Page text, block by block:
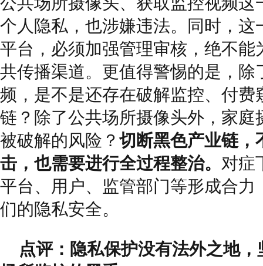
个人隐私，也涉嫌违法。同时，这
平台，必须加强管理审核，绝不能
共传播渠道。更值得警惕的是，除
频，是不是还存在破解监控、付费
链？除了公共场所摄像头外，家庭
被破解的风险？ 切断黑色产业链，
击，也需要进行全过程整治。 对症
平台、用户、监管部门等形成合力
们的隐私安全。
点评：隐私保护没有法外之地